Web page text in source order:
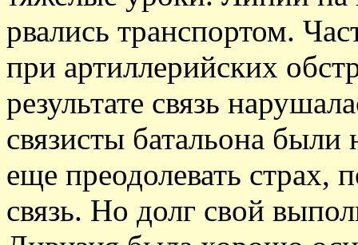
рвались транспортом.
при артиллерийских
результате связь
связисты батальона
еще преодолевать страх,
связь. Но долг свой